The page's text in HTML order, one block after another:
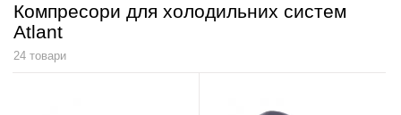
Компресори для холодильних систем
Atlant
24 товари